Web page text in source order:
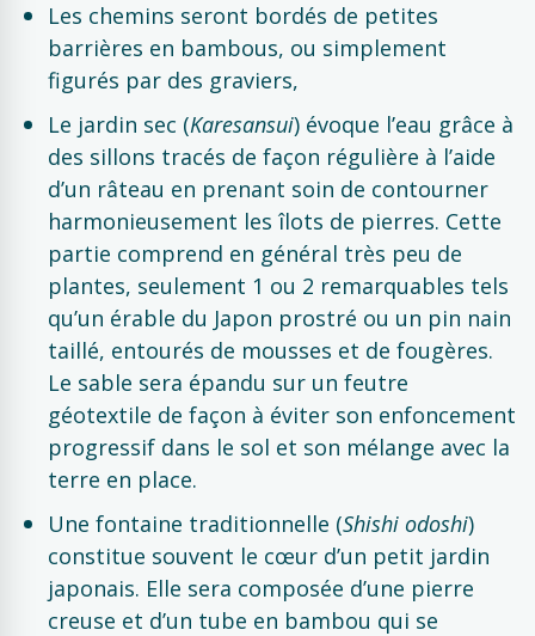
Les chemins seront bordés de petites
barrières en bambous, ou simplement
figurés par des graviers,
Le jardin sec (Karesansui) évoque l’eau grâce à
des sillons tracés de façon régulière à l’aide
d’un râteau en prenant soin de contourner
harmonieusement les îlots de pierres. Cette
partie comprend en général très peu de
plantes, seulement 1 ou 2 remarquables tels
qu’un érable du Japon prostré ou un pin nain
taillé, entourés de mousses et de fougères.
Le sable sera épandu sur un feutre
géotextile de façon à éviter son enfoncement
progressif dans le sol et son mélange avec la
terre en place.
Une fontaine traditionnelle (Shishi odoshi)
constitue souvent le cœur d’un petit jardin
japonais. Elle sera composée d’une pierre
creuse et d’un tube en bambou qui se